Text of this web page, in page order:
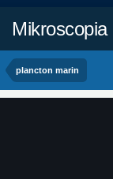
Mikroscopia
plancton marin